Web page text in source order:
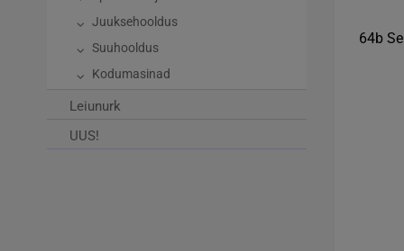
64b
Juuksehooldus
Suuhooldus
Kodumasinad
Leiunurk
UUS!